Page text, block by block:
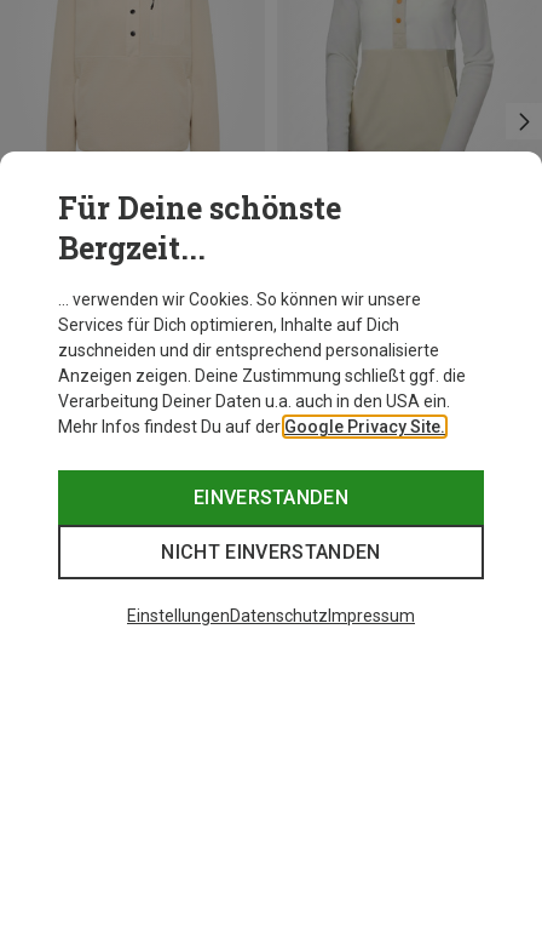
Du sparst 42%
Für Deine schönste
Bergzeit...
… verwenden wir Cookies. So können wir unsere
Services für Dich optimieren, Inhalte auf Dich
zuschneiden und dir entsprechend personalisierte
Anzeigen zeigen. Deine Zustimmung schließt ggf. die
Verarbeitung Deiner Daten u.a. auch in den USA ein.
Mehr Infos findest Du auf der Google Privacy Site.
EINVERSTANDEN
NICHT EINVERSTANDEN
EinstellungenDatenschutz Impressum